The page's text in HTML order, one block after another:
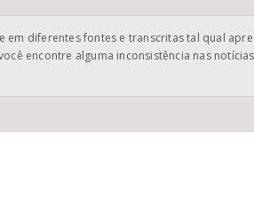
diferentes fontes e transcritas tal qual
encontre alguma inconsistência nas